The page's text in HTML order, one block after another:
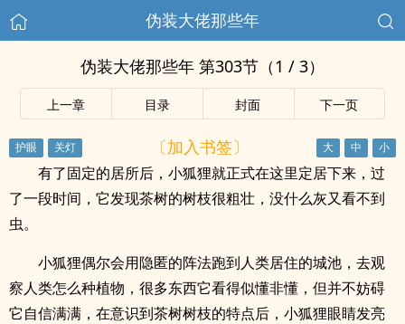
伪装大佬那些年
伪装大佬那些年 第303节（1 / 3）
上一章 目录 封面 下一页
〔加入书签〕
有了固定的居所后，小狐狸就正式在这里定居下来，过
了一段时间，它发现茶树的树枝很粗壮，没什么灰又看不到
虫。
小狐狸偶尔会用隐匿的阵法跑到人类居住的城池，去观
察人类怎么种植物，很多东西它看得似懂非懂，但并不妨碍
它自信满满，在意识到茶树树枝的特点后，小狐狸眼睛发亮